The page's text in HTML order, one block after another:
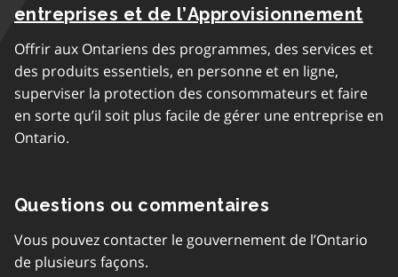
entreprises et de l’Approvisionnement
Offrir aux Ontariens des programmes, des services et
des produits essentiels, en personne et en ligne,
superviser la protection des consommateurs et faire
en sorte qu’il soit plus facile de gérer une entreprise en
Ontario.
Questions ou commentaires
Vous pouvez contacter le gouvernement de l’Ontario
de plusieurs façons.